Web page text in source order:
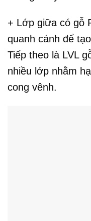
+ Lớp giữa có gỗ
quanh cánh để
Tiếp theo là LVL
nhiều lớp nhằm
cong vênh.